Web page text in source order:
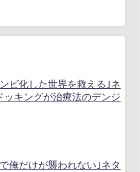
ビ化した世界を救える｣ネ
キングが治療法のデンジ
俺だけが襲われない｣ネタ